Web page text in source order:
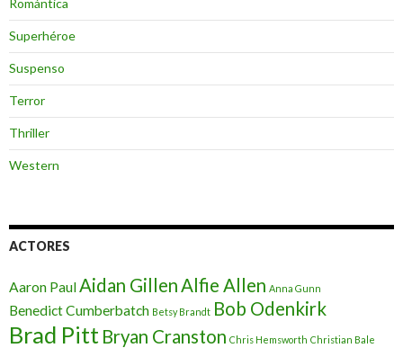
Romántica
Superhéroe
Suspenso
Terror
Thriller
Western
ACTORES
Aaron PaulAidan GillenAlfie Allen Anna Gunn
Benedict Cumberbatch Betsy Brandt Bob Odenkirk
Brad Pitt Bryan Cranston Chris Hemsworth Christian Bale